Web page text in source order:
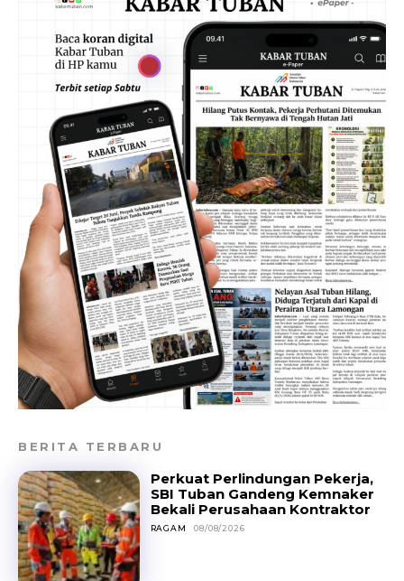
BERITA TERBARU
Perkuat Perlindungan Pekerja,
SBI Tuban Gandeng Kemnaker
Bekali Perusahaan Kontraktor
RAGAM 08/08/2026